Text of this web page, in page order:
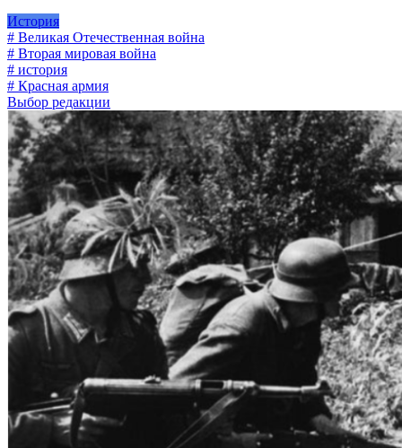
История
# Великая Отечественная война
# Вторая мировая война
# история
# Красная армия
Выбор редакции